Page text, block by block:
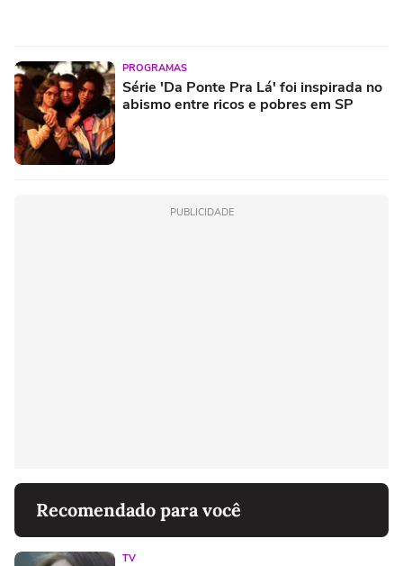
PROGRAMAS
Série 'Da Ponte Pra Lá' foi inspirada no
abismo entre ricos e pobres em SP
PUBLICIDADE
Recomendado para você
TV